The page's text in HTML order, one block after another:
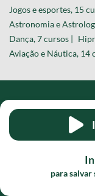
para salvar
Jogos e esportes, 15
Astronomia e
Dança, 7 cursos |
Aviação e Náutica, 14
Nosso blog
Sobre o projeto
Termos de uso
O projeto Cursa